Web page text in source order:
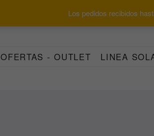
Los pedidos recibidos
OFERTAS - OUTLET LINEA